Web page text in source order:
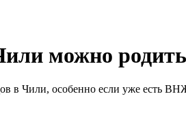
можно родить
в Чили, особенно если уже есть